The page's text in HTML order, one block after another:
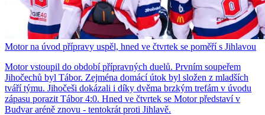
Motor na úvod přípravy uspěl, hned ve čtvrtek se poměří s Jihlavou
Motor vstoupil do období přípravných duelů. Prvním soupeřem
Jihočechů byl Tábor. Zejména domácí útok byl složen z mladších
tváří týmu. Jihočeši dokázali i díky dvěma brzkým trefám v úvodu
zápasu porazit Tábor 4:0. Hned ve čtvrtek se Motor představí v
Budvar aréně znovu - tentokrát proti Jihlavě.